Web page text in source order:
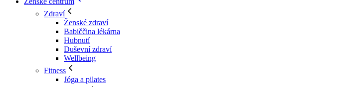
Zdraví
Ženské zdraví
Babiččina lékárna
Hubnutí
Duševní zdraví
Wellbeing
Fitness
Jóga a pilates